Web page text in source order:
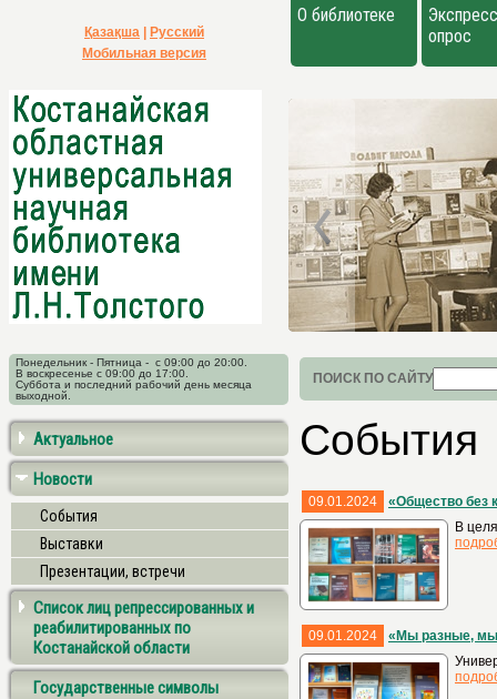
Қазақша
Русский
Мобильная версия
О библиотеке
опрос
Понедельник - Пятница - с 09:00 до 20:00.
В воскресенье с 09:00 до 17:00.
Суббота и последний рабочий день месяца
выходной.
ПОИСК ПО САЙТУ
Актуальное
Новости
События
Выставки
Презентации, встречи
Список лиц репрессированных и
реабилитированных по
Костанайской области
Государственные символы
События
09.01.2024
«Общество без
В
09.01.2024
«Мы разные,